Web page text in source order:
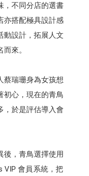
，不同分店的選書
亦搭配極具設計感
動設計，拓展人文
來。
蔡瑞珊身為女孩想
初心，現在的青鳥
，於是評估導入會
後，青鳥選擇使用
VIP 會員系統，把